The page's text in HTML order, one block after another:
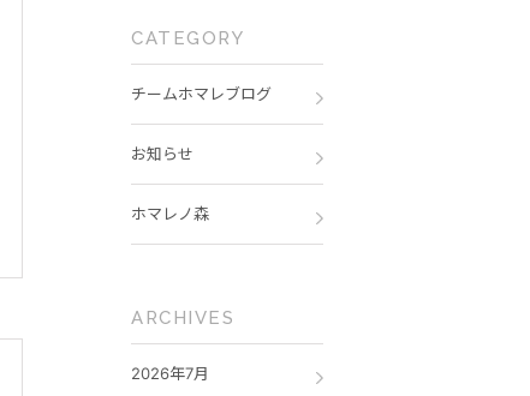
CATEGORY
チームホマレブログ
お知らせ
ホマレノ森
ARCHIVES
2026年7月